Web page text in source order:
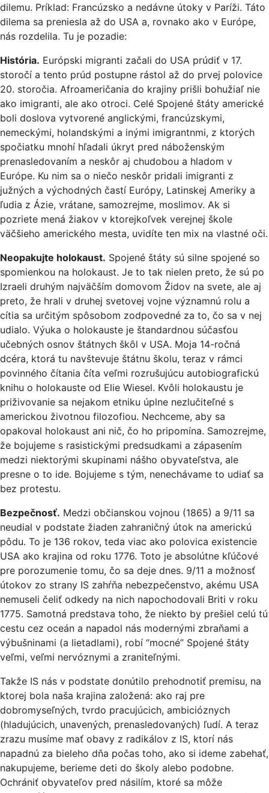
dilemu. Príklad: Francúzsko a nedávne útoky v Paríži. Táto
dilema sa preniesla až do USA a, rovnako ako v Európe,
nás rozdelila. Tu je pozadie:
História. Európski migranti začali do USA prúdiť v 17.
storočí a tento prúd postupne rástol až do prvej polovice
20. storočia. Afroameričania do krajiny prišli bohužiaľ nie
ako imigranti, ale ako otroci. Celé Spojené štáty americké
boli doslova vytvorené anglickými, francúzskymi,
nemeckými, holandskými a inými imigrantnmi, z ktorých
spočiatku mnohí hľadali úkryt pred náboženským
prenasledovaním a neskôr aj chudobou a hladom v
Európe. Ku nim sa o niečo neskôr pridali imigranti z
južných a východných častí Európy, Latinskej Ameriky a
ľudia z Ázie, vrátane, samozrejme, moslimov. Ak si
pozriete mená žiakov v ktorejkoľvek verejnej škole
väčšieho amerického mesta, uvidíte ten mix na vlastné oči.
Neopakujte holokaust. Spojené štáty sú silne spojené so
spomienkou na holokaust. Je to tak nielen preto, že sú po
Izraeli druhým najväčším domovom Židov na svete, ale aj
preto, že hrali v druhej svetovej vojne významnú rolu a
cítia sa určitým spôsobom zodpovedné za to, čo sa v nej
udialo. Výuka o holokauste je štandardnou súčasťou
učebných osnov štátnych škôl v USA. Moja 14-ročná
dcéra, ktorá tu navštevuje štátnu školu, teraz v rámci
povinného čítania číta veľmi rozrušujúcu autobiografickú
knihu o holokauste od Elie Wiesel. Kvôli holokaustu je
priživovanie sa nejakom etniku úplne nezlučiteľné s
americkou životnou filozofiou. Nechceme, aby sa
opakoval holokaust ani nič, čo ho pripomína. Samozrejme,
že bojujeme s rasistickými predsudkami a zápasením
medzi niektorými skupinami nášho obyvateľstva, ale
presne o to ide. Bojujeme s tým, nenechávame to udiať sa
bez protestu.
Bezpečnosť. Medzi občianskou vojnou (1865) a 9/11 sa
neudial v podstate žiaden zahraničný útok na americkú
pôdu. To je 136 rokov, teda viac ako polovica existencie
USA ako krajina od roku 1776. Toto je absolútne kľúčové
pre porozumenie tomu, čo sa deje dnes. 9/11 a možnosť
útokov zo strany IS zahŕňa nebezpečenstvo, akému USA
nemuseli čeliť odkedy na nich napochodovali Briti v roku
1775. Samotná predstava toho, že niekto by prešiel celú tú
cestu cez oceán a napadol nás modernými zbraňami a
výbušninami (a lietadlami), robí “mocné” Spojené štáty
veľmi, veľmi nervóznymi a zraniteľnými.
Takže IS nás v podstate donútilo prehodnotiť premisu, na
ktorej bola naša krajina založená: ako raj pre
dobromyseľných, tvrdo pracujúcich, ambicióznych
(hladujúcich, unavených, prenasledovaných) ľudí. A teraz
zrazu musíme mať obavy z radikálov z IS, ktorí nás
napadnú za bieleho dňa počas toho, ako si ideme zabehať,
nakupujeme, berieme deti do školy alebo podobne.
Ochrániť obyvateľov pred násilím, ktoré sa môže